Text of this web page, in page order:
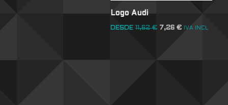
Logo Audi
DESDE 11,62€ 7,26 € IVA INCL